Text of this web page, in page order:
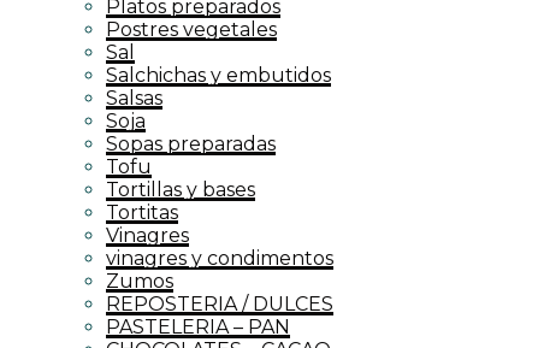
Platos preparados
Postres vegetales
Sal
Salchichas y embutidos
Salsas
Soja
Sopas preparadas
Tofu
Tortillas y bases
Tortitas
Vinagres
vinagres y condimentos
Zumos
REPOSTERIA / DULCES
PASTELERIA – PAN